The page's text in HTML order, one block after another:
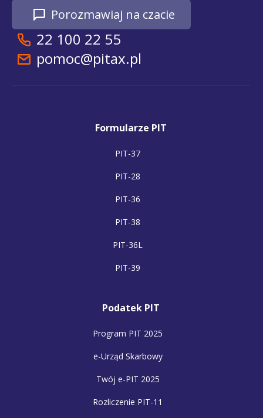
Porozmawiaj na czacie
22 100 22 55
pomoc@pitax.pl
Formularze PIT
PIT-37
PIT-28
PIT-36
PIT-38
PIT-36L
PIT-39
Podatek PIT
Program PIT 2025
e-Urząd Skarbowy
Twój e-PIT 2025
Rozliczenie PIT-11